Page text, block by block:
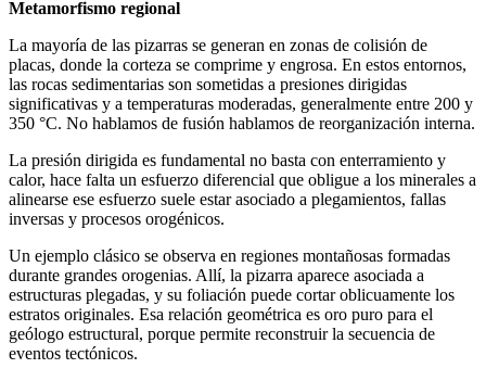
Metamorfismo regional
La mayoría de las pizarras se generan en zonas de colisión de
placas, donde la corteza se comprime y engrosa. En estos entornos,
las rocas sedimentarias son sometidas a presiones dirigidas
significativas y a temperaturas moderadas, generalmente entre 200 y
350 °C. No hablamos de fusión hablamos de reorganización interna.
La presión dirigida es fundamental no basta con enterramiento y
calor, hace falta un esfuerzo diferencial que obligue a los minerales a
alinearse ese esfuerzo suele estar asociado a plegamientos, fallas
inversas y procesos orogénicos.
Un ejemplo clásico se observa en regiones montañosas formadas
durante grandes orogenias. Allí, la pizarra aparece asociada a
estructuras plegadas, y su foliación puede cortar oblicuamente los
estratos originales. Esa relación geométrica es oro puro para el
geólogo estructural, porque permite reconstruir la secuencia de
eventos tectónicos.